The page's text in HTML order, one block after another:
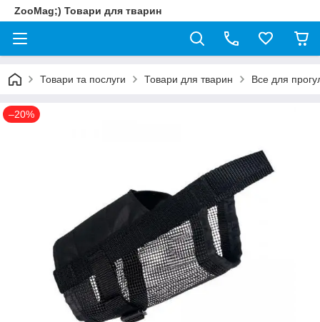
ZooMag;) Товари для тварин
Товари та послуги Товари для тварин Все для
–20%